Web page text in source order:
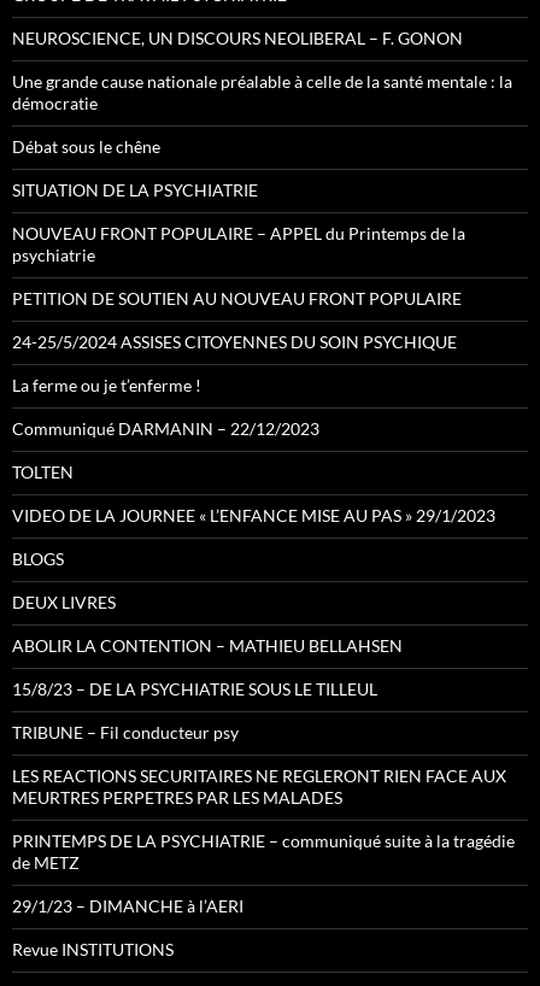
NEUROSCIENCE, UN DISCOURS NEOLIBERAL – F. GONON
Une grande cause nationale préalable à celle de la santé mentale : la
démocratie
Débat sous le chêne
SITUATION DE LA PSYCHIATRIE
NOUVEAU FRONT POPULAIRE – APPEL du Printemps de la
psychiatrie
PETITION DE SOUTIEN AU NOUVEAU FRONT POPULAIRE
24-25/5/2024 ASSISES CITOYENNES DU SOIN PSYCHIQUE
La ferme ou je t’enferme !
Communiqué DARMANIN – 22/12/2023
TOLTEN
VIDEO DE LA JOURNEE « L’ENFANCE MISE AU PAS » 29/1/2023
BLOGS
DEUX LIVRES
ABOLIR LA CONTENTION – MATHIEU BELLAHSEN
15/8/23 – DE LA PSYCHIATRIE SOUS LE TILLEUL
TRIBUNE – Fil conducteur psy
LES REACTIONS SECURITAIRES NE REGLERONT RIEN FACE AUX
MEURTRES PERPETRES PAR LES MALADES
PRINTEMPS DE LA PSYCHIATRIE – communiqué suite à la tragédie
de METZ
29/1/23 – DIMANCHE à l’AERI
Revue INSTITUTIONS